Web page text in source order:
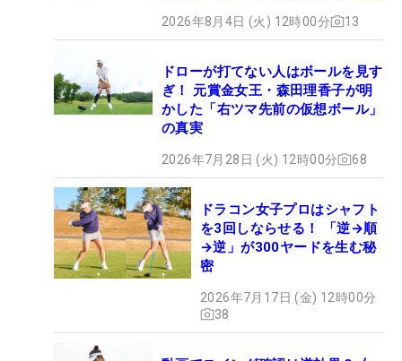
2026年8月4日 (火) 12時00分 13
ドローが打てない人はボールを見す
ぎ！ 元賞金女王・森田理香子が明
かした「右ツマ先前の仮想ボール」
の真実
2026年7月28日 (火) 12時00分 68
ドラコン女子プロはシャフト
を3回しならせる！ 「逆→順
→逆」が300ヤードを生む秘
密
2026年7月17日 (金) 12時00分
38